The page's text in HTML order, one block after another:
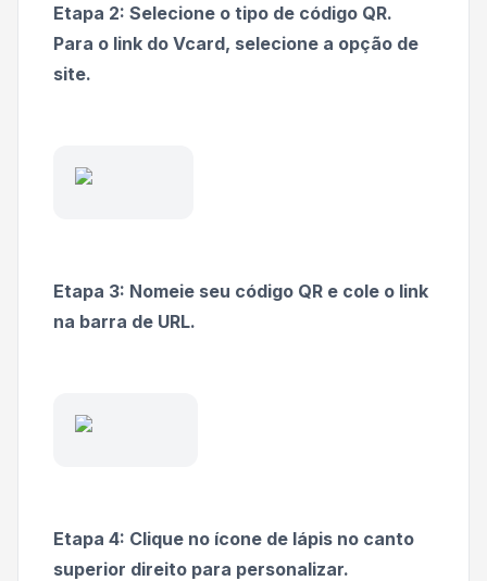
Etapa 2: Selecione o tipo de código QR.
Para o link do Vcard, selecione a opção de
site.
Etapa 3: Nomeie seu código QR e cole o link
na barra de URL.
Etapa 4: Clique no ícone de lápis no canto
superior direito para personalizar.